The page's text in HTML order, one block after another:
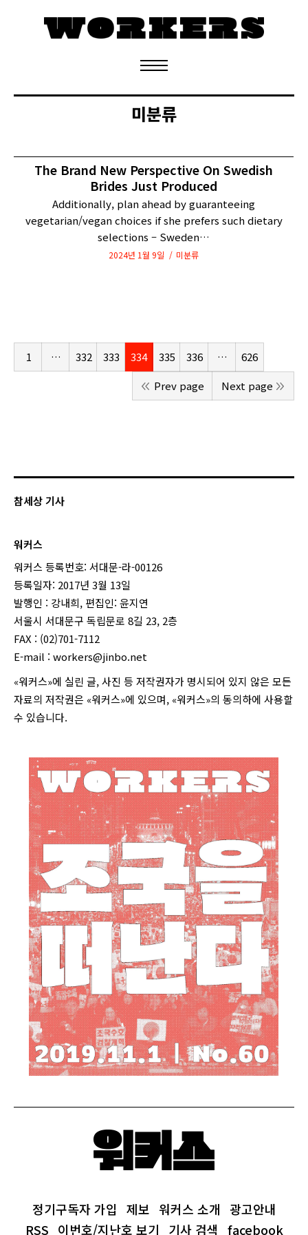
정기구독 신청
미분류
The Brand New Perspective On Swedish
Brides Just Produced
Additionally, plan ahead by guaranteeing
vegetarian/vegan choices if she prefers such dietary
selections – Sweden…
2024년 1월 9일 미분류
1 … 332 333 334 335 336 …
626
Prev page
Next page
참세상 기사
워커스
워커스 등록번호: 서대문-라-00126
등록일자: 2017년 3월 13일
발행인 : 강내희, 편집인: 윤지연
서울시 서대문구 독립문로 8길 23, 2층
FAX : (02)701-7112
E-mail : workers@jinbo.net
«워커스»에 실린 글, 사진 등 저작권자가 명시되어 있지 않은 모든
자료의 저작권은 «워커스»에 있으며, «워커스»의 동의하에 사용할
수 있습니다.
정기구독자 가입 제보 워커스 소개 광고안내
RSS 이번호/지난호 보기 기사 검색 facebook